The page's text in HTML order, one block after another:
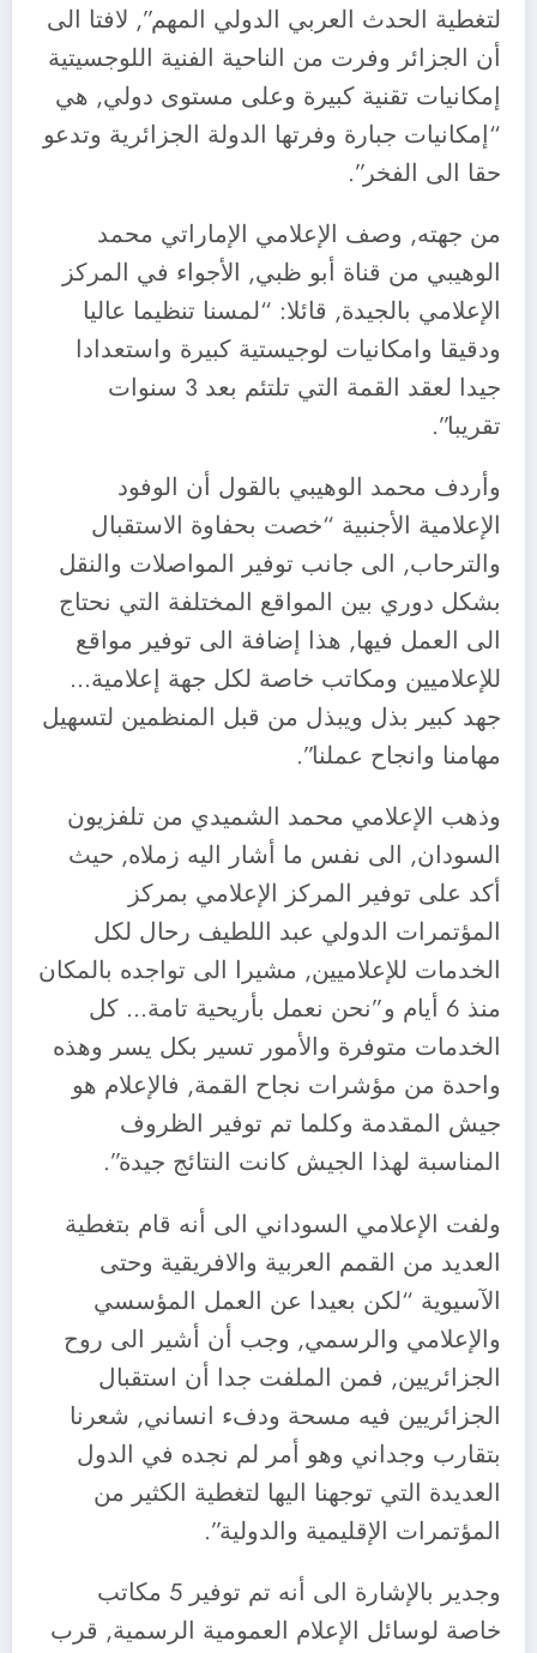
لتغطية الحدث العربي الدولي المهم”, لافتا الى
أن الجزائر وفرت من الناحية الفنية اللوجسيتية
إمكانيات تقنية كبيرة وعلى مستوى دولي, هي
“إمكانيات جبارة وفرتها الدولة الجزائرية وتدعو
حقا الى الفخر”.
من جهته, وصف الإعلامي الإماراتي محمد
الوهيبي من قناة أبو ظبي, الأجواء في المركز
الإعلامي بالجيدة, قائلا: “لمسنا تنظيما عاليا
ودقيقا وامكانيات لوجيستية كبيرة واستعدادا
جيدا لعقد القمة التي تلتئم بعد 3 سنوات
تقريبا”.
وأردف محمد الوهيبي بالقول أن الوفود
الإعلامية الأجنبية “خصت بحفاوة الاستقبال
والترحاب, الى جانب توفير المواصلات والنقل
بشكل دوري بين المواقع المختلفة التي نحتاج
الى العمل فيها, هذا إضافة الى توفير مواقع
للإعلاميين ومكاتب خاصة لكل جهة إعلامية…
جهد كبير بذل ويبذل من قبل المنظمين لتسهيل
مهامنا وانجاح عملنا”.
وذهب الإعلامي محمد الشميدي من تلفزيون
السودان, الى نفس ما أشار اليه زملاه, حيث
أكد على توفير المركز الإعلامي بمركز
المؤتمرات الدولي عبد اللطيف رحال لكل
الخدمات للإعلاميين, مشيرا الى تواجده بالمكان
منذ 6 أيام و”نحن نعمل بأريحية تامة… كل
الخدمات متوفرة والأمور تسير بكل يسر وهذه
واحدة من مؤشرات نجاح القمة, فالإعلام هو
جيش المقدمة وكلما تم توفير الظروف
المناسبة لهذا الجيش كانت النتائج جيدة”.
ولفت الإعلامي السوداني الى أنه قام بتغطية
العديد من القمم العربية والافريقية وحتى
الآسيوية “لكن بعيدا عن العمل المؤسسي
والإعلامي والرسمي, وجب أن أشير الى روح
الجزائريين, فمن الملفت جدا أن استقبال
الجزائريين فيه مسحة ودفء انساني, شعرنا
بتقارب وجداني وهو أمر لم نجده في الدول
العديدة التي توجهنا اليها لتغطية الكثير من
المؤتمرات الإقليمية والدولية”.
وجدير بالإشارة الى أنه تم توفير 5 مكاتب
خاصة لوسائل الإعلام العمومية الرسمية, قرب